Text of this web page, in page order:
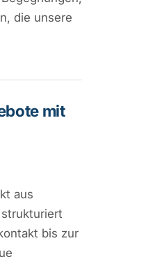
die unsere
mit
aus
bis zur